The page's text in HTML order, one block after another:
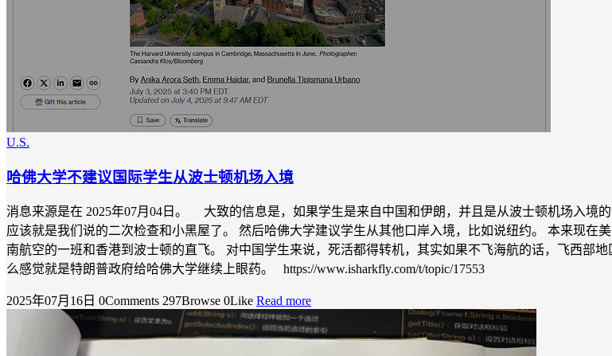
U.S.
哈佛大学不建议国际学生从波士顿机场入境
消息来源是在 2025年07月04日。 大致的信息是，如果学生是来自中国和伊朗，并且是从波士顿机场入境
应该就是我们说的二次检查和小黑屋了。 然后哈佛大学建议学生从其他口岸入境，比如说纽约。 本来现
南航空的一班和香港到波士顿的直飞。 对中国学生来说，死活都得转机，其实如果不飞海航的话，飞西部
么感觉就是特朗普政府给哈佛大学继续上眼药。 https://www.isharkfly.com/t/topic/17553
2025年07月16日 0Comments 297Browse 0Like Read more